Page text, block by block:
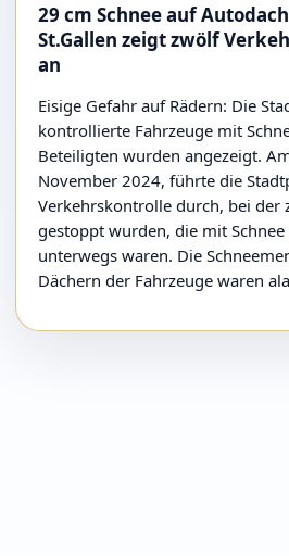
29 cm Schnee auf
St.Gallen zeigt zwölf
an
Eisige Gefahr auf Rädern: Die
kontrollierte Fahrzeuge mit
Beteiligten wurden angezeigt.
November 2024, führte die
Verkehrskontrolle durch, bei der
gestoppt wurden, die mit Schnee
unterwegs waren. Die
Dächern der Fahrzeuge waren